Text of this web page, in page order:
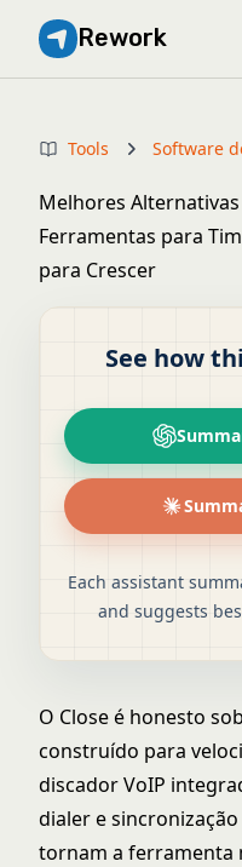
Rework
Tools Software
Melhores Alternativas
Ferramentas para
para Crescer
See how
Each assistant
and suggests
O Close é honesto
construído para
discador VoIP
dialer e
tornam a ferramenta